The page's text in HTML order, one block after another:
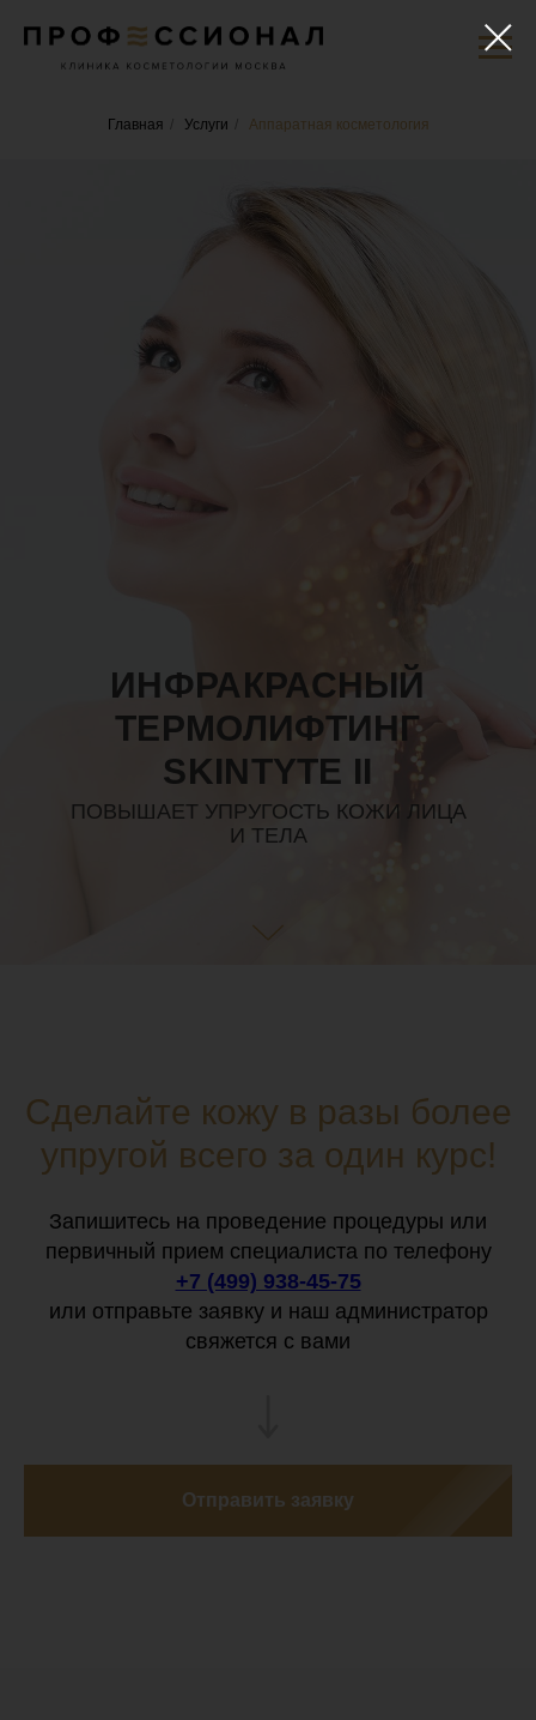
Главная Услуги Аппаратная косметология
ИНФРАКРАСНЫЙ
ТЕРМОЛИФТИНГ
SKINTYTE II
ПОВЫШАЕТ УПРУГОСТЬ КОЖИ ЛИЦА
И ТЕЛА
Сделайте кожу в разы более
упругой всего за один курс!
Запишитесь на проведение процедуры или
первичный прием специалиста по телефону
+7 (499) 938-45-75
или отправьте заявку и наш администратор
свяжется с вами
Отправить заявку